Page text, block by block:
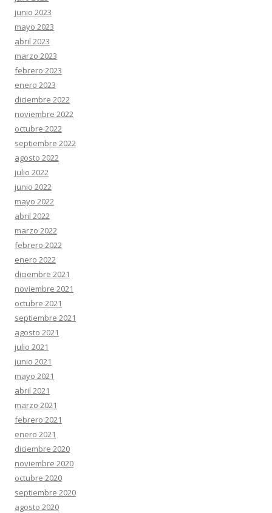
junio 2023
mayo 2023
abril 2023
marzo 2023
febrero 2023
enero 2023
diciembre 2022
noviembre 2022
octubre 2022
septiembre 2022
agosto 2022
julio 2022
junio 2022
mayo 2022
abril 2022
marzo 2022
febrero 2022
enero 2022
diciembre 2021
noviembre 2021
octubre 2021
septiembre 2021
agosto 2021
julio 2021
junio 2021
mayo 2021
abril 2021
marzo 2021
febrero 2021
enero 2021
diciembre 2020
noviembre 2020
octubre 2020
septiembre 2020
agosto 2020